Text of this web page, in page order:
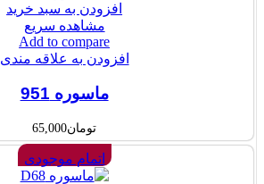
افزودن به سبد خرید
مشاهده سریع
Add to compare
افزودن به علاقه مندی
ماسوره 951
تومان65,000
اتمام موجودی